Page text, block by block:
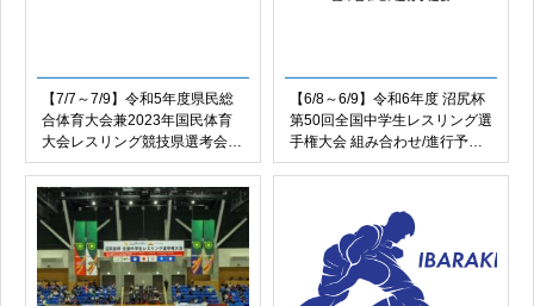
【7/7～7/9】令和5年度県民総
合体育大会兼2023年国民体育
大会レスリング競技県選考会実
施要項
【6/8～6/9】令和6年度 沼尻杯
第50回全国中学生レスリング選
手権大会 組み合わせ/進行予定
表